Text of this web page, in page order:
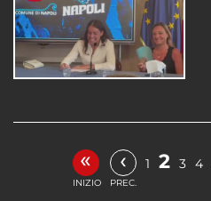
«
INIZIO
‹
PREC.
1 2 3 4